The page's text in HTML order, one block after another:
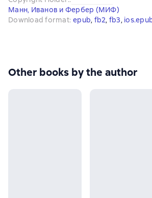
Манн, Иванов и Фербер (МИФ)
Download format: epub, fb2, fb3,
Other books by the author